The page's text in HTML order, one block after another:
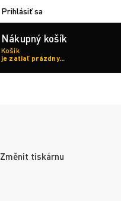
Prihlásiť sa
Nákupný košík
Košík
je zatiaľ prázdny...
Změnit tiskárnu